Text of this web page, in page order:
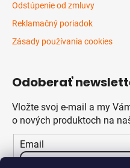
Odstúpenie od zmluvy
Reklamačný poriadok
Zásady používania cookies
Odoberať
Vložte svoj e-mail a my
o nových produktoch na
Email